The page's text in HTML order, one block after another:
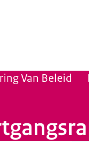
Van Beleid